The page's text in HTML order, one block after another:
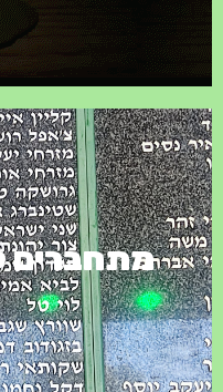
מתחברים
מתחברים
משפחות, חברים, מפקדים
את הנופל הקרוב